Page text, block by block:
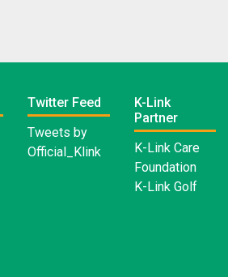
Twitter Feed
Tweets by
Official_Klink
K-Link
Partner
K-Link Care
Foundation
K-Link Golf